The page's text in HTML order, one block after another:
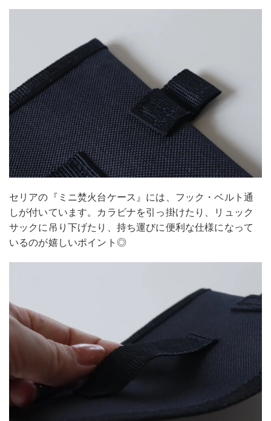
セリアの『ミニ焚火台ケース』には、フック・ベルト通
しが付いています。カラビナを引っ掛けたり、リュック
サックに吊り下げたり、持ち運びに便利な仕様になって
いるのが嬉しいポイント◎